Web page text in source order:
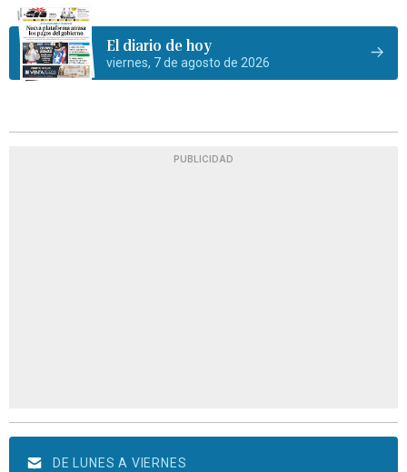
El diario de hoy
viernes, 7 de agosto de 2026
PUBLICIDAD
DE LUNES A VIERNES